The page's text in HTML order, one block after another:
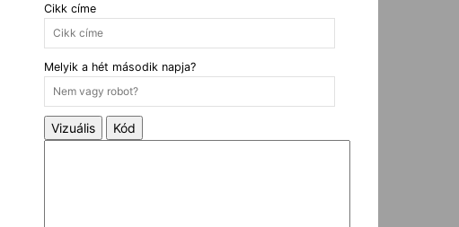
Cikk címe
Melyik a hét második napja?
Vizuális Kód